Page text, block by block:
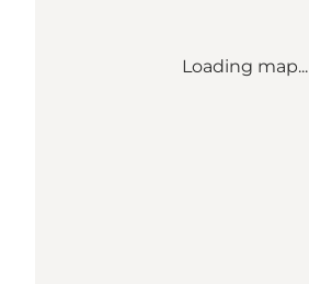
Loading map...